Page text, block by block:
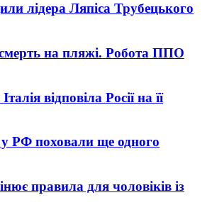
лідера Ляпіса Трубецького
на пляжі. Робота ППО
відповіла Росії на її
РФ поховали ще одного
правила для чоловіків із